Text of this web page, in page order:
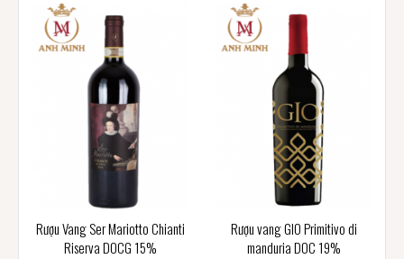
Rượu Vang Ser Mariotto Chianti
Riserva DOCG 15%
Rượu vang GIO Primitivo di
manduria DOC 19%